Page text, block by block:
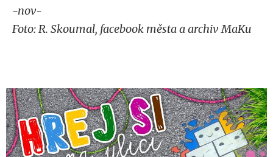
-nov-
Foto: R. Skoumal, facebook města a archiv MaKu